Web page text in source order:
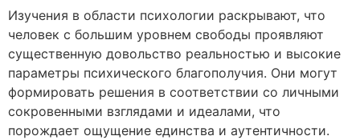
Изучения в области психологии раскрывают, что
человек с большим уровнем свободы проявляют
существенную довольство реальностью и высокие
параметры психического благополучия. Они могут
формировать решения в соответствии со личными
сокровенными взглядами и идеалами, что
порождает ощущение единства и аутентичности.